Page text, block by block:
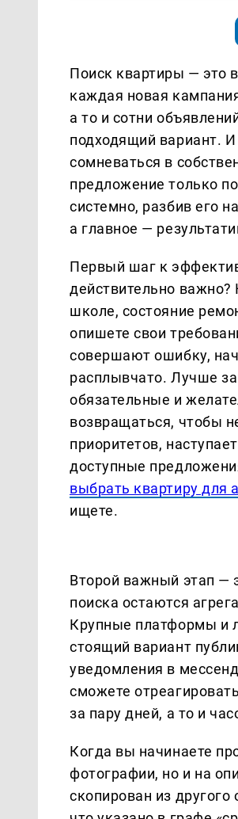
Поиск квартиры — это
каждая новая
а то и сотни
подходящий вариант.
сомневаться в
предложение только
системно, разбив его
а главное —
Первый шаг к
действительно важно?
школе, состояние
опишете свои
совершают ошибку,
расплывчато. Лучше
обязательные и
возвращаться, чтобы
приоритетов,
доступные
выбрать квартиру для
ищете.
Второй важный этап —
поиска остаются
Крупные платформы и
стоящий вариант
уведомления в
сможете
за пару дней, а то и
Когда вы начинаете
фотографии, но и на
скопирован из